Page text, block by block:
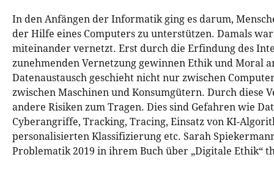
In den Anfängen der Informatik ging es darum,
der Hilfe eines Computers zu unterstützen. Damals
miteinander vernetzt. Erst durch die Erfindung des
zunehmenden Vernetzung gewinnen Ethik und Moral
Datenaustausch geschieht nicht nur zwischen
zwischen Maschinen und Konsumgütern. Durch diese
andere Risiken zum Tragen. Dies sind Gefahren wie
Cyberangriffe, Tracking, Tracing, Einsatz von KI-
personalisierten Klassifizierung etc. Sarah
Problematik 2019 in ihrem Buch über „Digitale Ethik“